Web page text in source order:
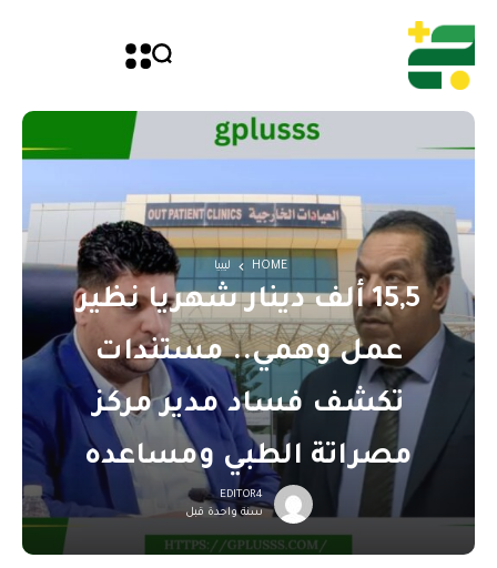
HOME ليبيا
15,5 ألف دينار شهريا نظير
عمل وهمي.. مستندات
تكشف فساد مدير مركز
مصراتة الطبي ومساعده
EDITOR4
سنة واحدة قبل